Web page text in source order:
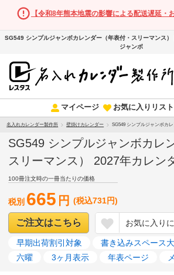
【令和8年熊本地震の影響による配送遅延・
SG549 シンプルジャンボカレンダー（年表付・スリーマンス）
ジャンボ
マイページ お気に入りリスト
名入れカレンダー製作所 壁掛けカレンダー SG549 シンプルジャンボカ
SG549 シンプルジャンボカレ
スリーマンス） 2027年カレン
100冊注文時の一冊当たりの価格
税別 665 円 (税込731円)
ご注文はこちら お気に入り
早期出荷割引対象 書き込みスペース大
六曜
3ヶ月表示 年表ページ